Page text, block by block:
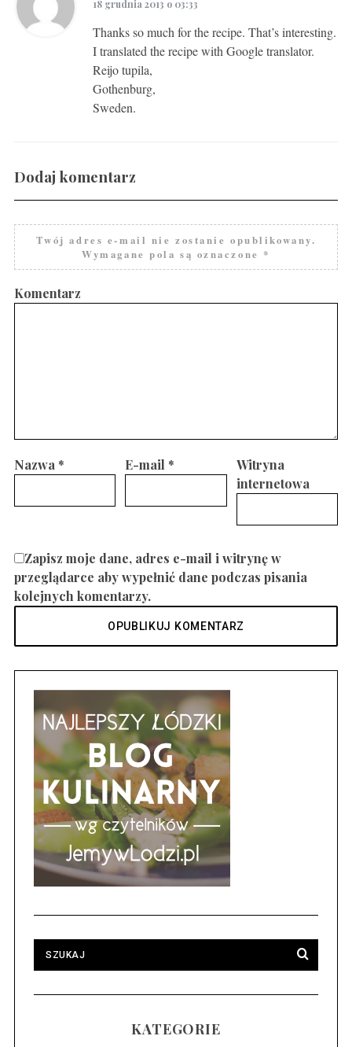
18 grudnia 2013 o 03:33
Thanks so much for the recipe. That’s interesting.
I translated the recipe with Google translator.
Reijo tupila,
Gothenburg,
Sweden.
Dodaj komentarz
Twój adres e-mail nie zostanie opublikowany.
Wymagane pola są oznaczone *
Komentarz
Nazwa * E-mail *
Witryna
internetowa
Zapisz moje dane, adres e-mail i witrynę w
przeglądarce aby wypełnić dane podczas pisania
kolejnych komentarzy.
KATEGORIE